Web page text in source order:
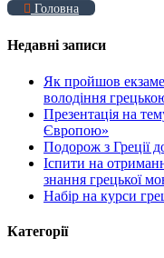
Головна
Недавні записи
Як пройшов
володіння
Презентація на
Європою»
Подорож з Греції
Іспити на
знання грецької
Набір на курси
Категорії